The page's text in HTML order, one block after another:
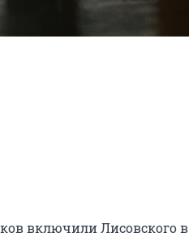
включили Лисовского в